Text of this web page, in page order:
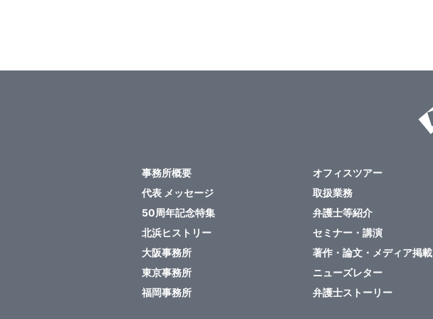
事務所概要
代表 メッセージ
50周年記念特集
北浜ヒストリー
大阪事務所
東京事務所
福岡事務所
オフィスツアー
取扱業務
弁護士等紹介
セミナー・講演
著作・論文・メディア掲載
ニューズレター
弁護士ストーリー